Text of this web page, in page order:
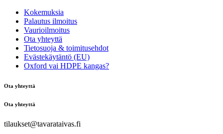
Kokemuksia
Palautus ilmoitus
Vaurioilmoitus
Ota yhteyttä
Tietosuoja & toimitusehdot
Evästekäytäntö (EU)
Oxford vai HDPE kangas?
Ota yhteyttä
Ota yhteyttä
tilaukset@tavarataivas.fi